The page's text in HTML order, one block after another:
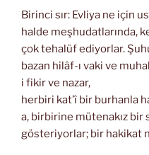
Birinci sır: Evliya ne için
halde meşhudatlarında,
çok tehalüf ediyorlar.
bazan hilâf-ı vaki ve
i fikir ve nazar,
herbiri kat’î bir burhanla
a, birbirine mütenakız
gösteriyorlar; bir hakikat